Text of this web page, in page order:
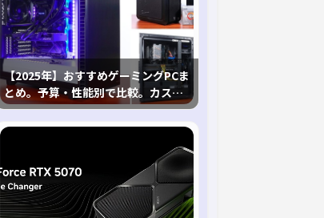
【2025年】おすすめゲーミングPCま
とめ。予算・性能別で比較。カスタ
マイズ指南も